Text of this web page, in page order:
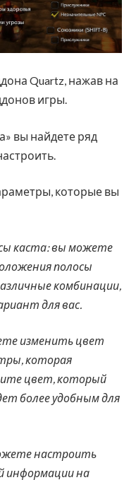
Quartz, нажав на
игры.
вы найдете ряд
которые вы
каста: вы можете
полосы
комбинации,
для вас.
изменить цвет
которая
цвет, который
более удобным для
настроить
информации на